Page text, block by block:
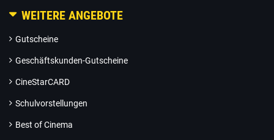
WEITERE ANGEBOTE
Gutscheine
Geschäftskunden-Gutscheine
CineStarCARD
Schulvorstellungen
Best of Cinema